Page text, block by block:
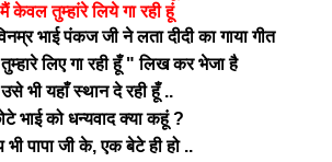
मैं केवल तुम्हांरे लिये गा रही हूं
भाई पंकज जी ने लता दीदी का गाया गीत
लिए गा रही हूँ " लिख कर भेजा है
उसे भी यहाँ स्थान दे रही हूँ ..
भाई को धन्यवाद क्या कहूं ?
पापा जी के, एक बेटे ही हो ..